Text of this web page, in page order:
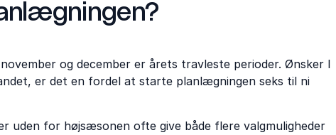
og december er årets travleste perioder. Ønsker I
er det en fordel at starte planlægningen seks til ni
uden for højsæsonen ofte give både flere valgmuligheder